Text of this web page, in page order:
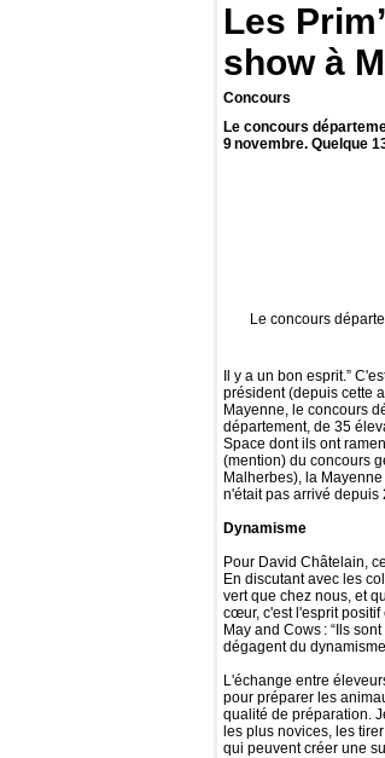
Les
show à
Concours
Le concours
9 novembre. Quelque
Le concours
Il y a un bon esprit.”
président (depuis cette
Mayenne, le concours
département, de 35
Space dont ils ont
(mention) du concours
Malherbes), la
n'était pas arrivé depuis
Dynamisme
Pour David Châtelain,
En discutant avec les
vert que chez nous, et
cœur, c'est l'esprit positif
May and Cows : “Ils
dégagent du
L'échange entre
pour préparer les
qualité de préparation.
les plus novices, les
qui peuvent créer une